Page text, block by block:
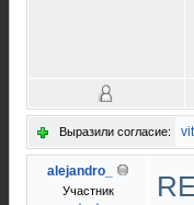
Выразили согласие:
alejandro_
Участник